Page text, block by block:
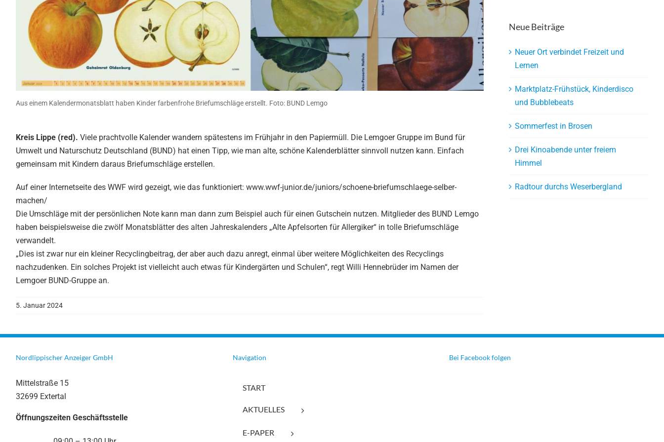
Aus einem Kalendermonatsblatt haben Kinder farbenfrohe Briefumschläge erstellt. Foto: BUND Lemgo
Kreis Lippe (red). Viele prachtvolle Kalender wandern spätestens im Frühjahr in den Papiermüll. Die Lemgoer Gruppe im Bund für
Umwelt und Naturschutz Deutschland (BUND) hat einen Tipp, wie man alte, schöne Kalenderblätter sinnvoll nutzen kann. Einfach
gemeinsam mit Kindern daraus Briefumschläge erstellen.
Auf einer Internetseite des WWF wird gezeigt, wie das funktioniert: www.wwf-junior.de/juniors/schoene-briefumschlaege-selber-
machen/
Die Umschläge mit der persönlichen Note kann man dann zum Beispiel auch für einen Gutschein nutzen. Mitglieder des BUND Lemgo
haben beispielsweise die zwölf Monatsblätter des alten Jahreskalenders „Alte Apfelsorten für Allergiker“ in tolle Briefumschläge
verwandelt.
„Dies ist zwar nur ein kleiner Recyclingbeitrag, der aber auch dazu anregt, einmal über weitere Möglichkeiten des Recyclings
nachzudenken. Ein solches Projekt ist vielleicht auch etwas für Kindergärten und Schulen“, regt Willi Hennebrüder im Namen der
Lemgoer BUND-Gruppe an.
5. Januar 2024
Neue Beiträge
Neuer Ort verbindet Freizeit und
Lernen
Marktplatz-Frühstück, Kinderdisco
und Bubblebeats
Sommerfest in Brosen
Drei Kinoabende unter freiem
Himmel
Radtour durchs Weserbergland
Nordlippischer Anzeiger GmbH
Mittelstraße 15
32699 Extertal
Öffnungszeiten Geschäftsstelle
Navigation
START
AKTUELLES
E-PAPER
Bei Facebook folgen